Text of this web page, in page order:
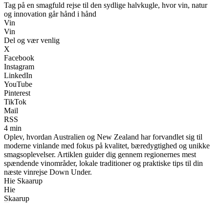
Tag på en smagfuld rejse til den sydlige halvkugle, hvor vin, natur
og innovation går hånd i hånd
Vin
Vin
Del og vær venlig
X
Facebook
Instagram
LinkedIn
YouTube
Pinterest
TikTok
Mail
RSS
4 min
Oplev, hvordan Australien og New Zealand har forvandlet sig til
moderne vinlande med fokus på kvalitet, bæredygtighed og unikke
smagsoplevelser. Artiklen guider dig gennem regionernes mest
spændende vinområder, lokale traditioner og praktiske tips til din
næste vinrejse Down Under.
Hie Skaarup
Hie
Skaarup